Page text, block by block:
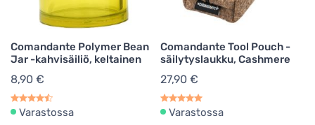
Comandante Polymer Bean
Jar -kahvisäiliö, keltainen
8,90 €
Varastossa
Comandante Tool Pouch -
säilytyslaukku, Cashmere
27,90 €
Varastossa